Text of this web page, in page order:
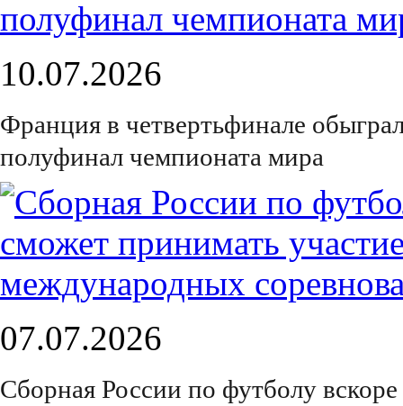
10.07.2026
Франция в четвертьфинале
полуфинал чемпионата мира
07.07.2026
Сборная России по футболу